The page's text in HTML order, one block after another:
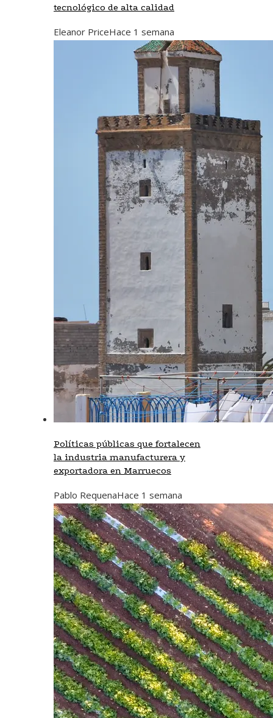
tecnológico de alta calidad
Eleanor PriceHace 1 semana
Políticas públicas que fortalecen
la industria manufacturera y
exportadora en Marruecos
Pablo RequenaHace 1 semana